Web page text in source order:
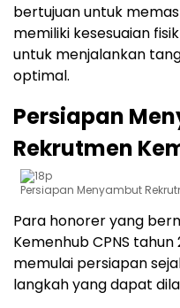
bertujuan untuk
memiliki kesesuaian
untuk menjalankan
optimal.
Persiapan
Rekrutmen
Persiapan Menyambut
Para honorer yang
Kemenhub CPNS
memulai persiapan
langkah yang dapat